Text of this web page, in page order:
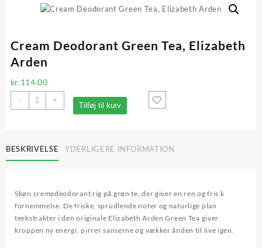
Cream Deodorant Green Tea, Elizabeth
Arden
kr.114.00
-
Cream
Deodorant
Elizabeth
Arden
+
Tilføj til kurv
BESKRIVELSE YDERLIGERE INFORMATION
Skøn cremedeodorant rig på grøn te, der giver en ren og fris k
fornemmelse. De friske, sprudlende noter og naturlige plan
teekstrakter i den originale Elizabeth Arden Green Tea giver
kroppen ny energi, pirrer sanserne og vækker ånden til live igen.